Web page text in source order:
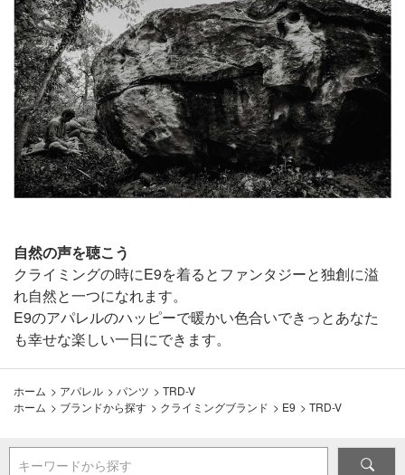
自然の声を聴こう
クライミングの時にE9を着るとファンタジーと独創に溢
れ自然と一つになれます。
E9のアパレルのハッピーで暖かい色合いできっとあなた
も幸せな楽しい一日にできます。
ホーム > アパレル > パンツ > TRD-V
ホーム > ブランドから探す > クライミングブランド > E9 > TRD-V
キーワードから探す